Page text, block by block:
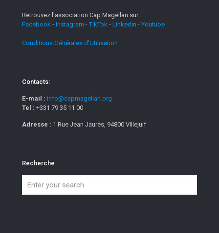
Retrouvez l'association Cap Magellan sur :
Facebook - Instagram -TikTok - Linkedin - Youtube
Conditions Générales d'Utilisation
Contacts:
E-mail : info@capmagellan.org
Tel : +331 79 35 11 00
Adresse : 1 Rue Jean Jaurès, 94800 Villejuif
Recherche